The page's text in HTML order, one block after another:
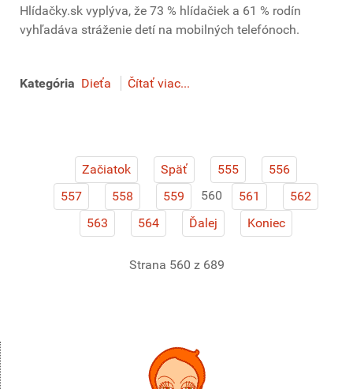
Hlídačky.sk vyplýva, že 73 % hlídačiek a 61 % rodín
vyhľadáva stráženie detí na mobilných telefónoch.
Kategória Dieťa Čítať viac...
Začiatok Späť 555
556
557
558 559 560 561
562
563
564 Ďalej Koniec
Strana 560 z 689